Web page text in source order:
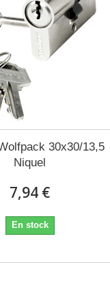
30x30/13,5
Niquel
7,94 €
En stock